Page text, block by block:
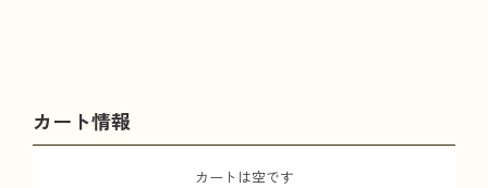
カート情報
カートは空です